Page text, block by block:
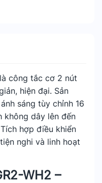
là công tắc cơ 2 nút
hiện đại. Sản
sáng tùy chỉnh 16
không dây lên đến
hợp điều khiển
nghi và linh hoạt
WH2 –